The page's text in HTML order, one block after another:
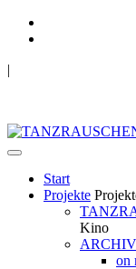
|
Start
Projekte
Kino
ARCHIV
on